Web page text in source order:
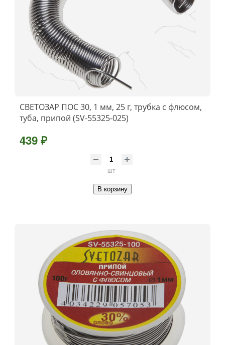
СВЕТОЗАР ПОС 30, 1 мм, 25 г, трубка с флюсом,
туба, припой (SV-55325-025)
439 ₽
шт
В корзину